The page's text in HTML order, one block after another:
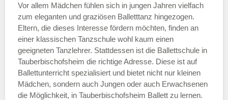
Freitag
—
ÖFFNUNGSZEITEN HINZUFÜGEN
Vor allem Mädchen fühlen sich in jungen Jahren vielfach
zum eleganten und graziösen Balletttanz hingezogen.
Eltern, die dieses Interesse fördern möchten, finden an
einer klassischen Tanzschule wohl kaum einen
geeigneten Tanzlehrer. Stattdessen ist die Ballettschule in
Tauberbischofsheim die richtige Adresse. Diese ist auf
Ballettunterricht spezialisiert und bietet nicht nur kleinen
Mädchen, sondern auch Jungen oder auch Erwachsenen
die Möglichkeit, in Tauberbischofsheim Ballett zu lernen.